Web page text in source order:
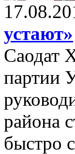
устают»
Саодат
партии
района
быстро